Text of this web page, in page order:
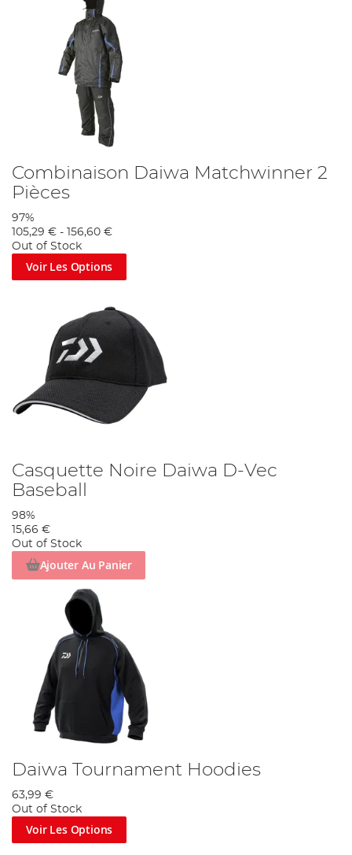
Combinaison Daiwa Matchwinner 2
Pièces
97%
105,29 € -
156,60 €
Out of Stock
Voir Les Options
Casquette Noire Daiwa D-Vec
Baseball
98%
15,66 €
Out of Stock
Ajouter Au Panier
Daiwa Tournament Hoodies
63,99 €
Out of Stock
Voir Les Options